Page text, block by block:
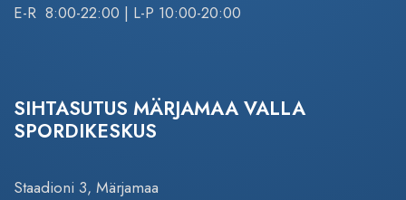
E-R 8:00-22:00 | L-P 10:00-20:00
SIHTASUTUS MÄRJAMAA VALLA
SPORDIKESKUS
Staadioni 3, Märjamaa